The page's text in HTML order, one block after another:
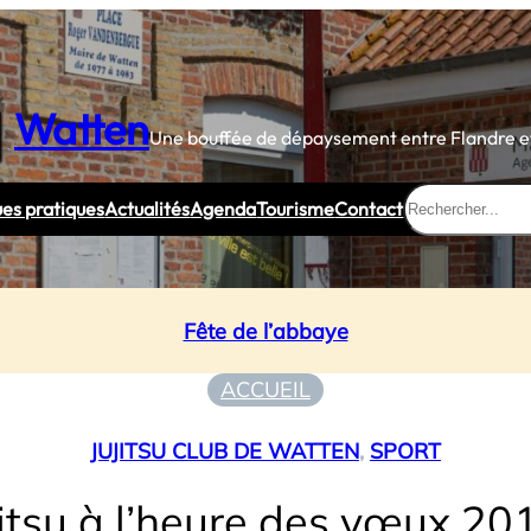
WattenUne bouffée de dépaysement entre Flandre
pratiquesActualitésAgendaTourismeContact
Rechercher
Fête de l’abbaye
ACCUEIL
JUJITSU CLUB DE WATTEN, SPORT